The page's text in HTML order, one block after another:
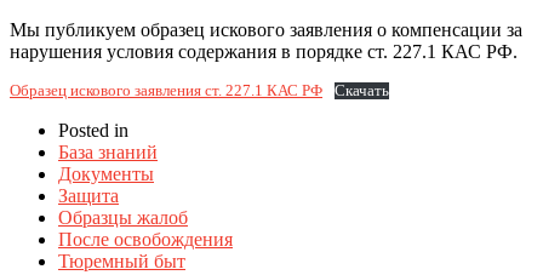
Мы публикуем образец искового заявления о компенсации за
нарушения условия содержания в порядке ст. 227.1 КАС РФ.
Образец искового заявления ст. 227.1 КАС РФ Скачать
Posted in
База знаний
Документы
Защита
Образцы жалоб
После освобождения
Тюремный быт